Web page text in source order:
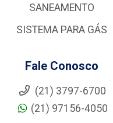
SANEAMENTO
SISTEMA PARA GÁS
Fale Conosco
(21) 3797-6700
(21) 97156-4050